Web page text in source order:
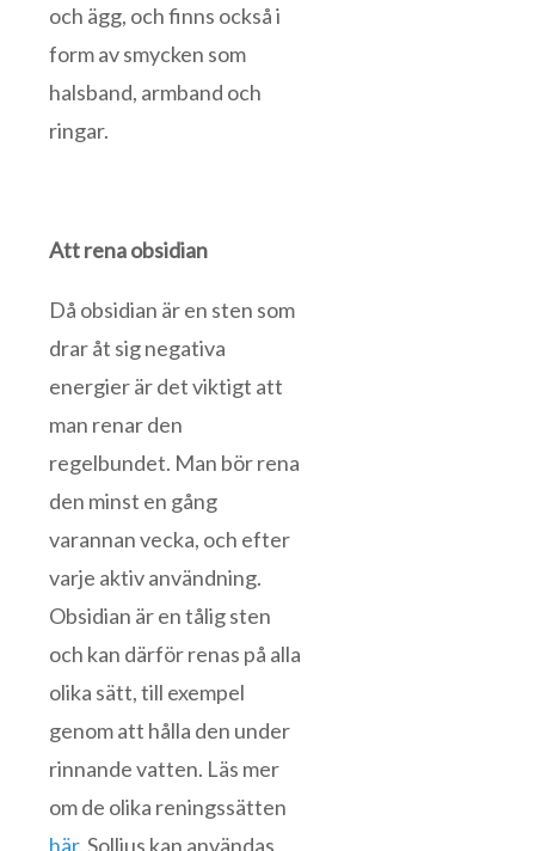
och ägg, och finns också i
form av smycken som
halsband, armband och
ringar.
Att rena obsidian
Då obsidian är en sten som
drar åt sig negativa
energier är det viktigt att
man renar den
regelbundet. Man bör rena
den minst en gång
varannan vecka, och efter
varje aktiv användning.
Obsidian är en tålig sten
och kan därför renas på alla
olika sätt, till exempel
genom att hålla den under
rinnande vatten. Läs mer
om de olika reningssätten
här. Solljus kan användas